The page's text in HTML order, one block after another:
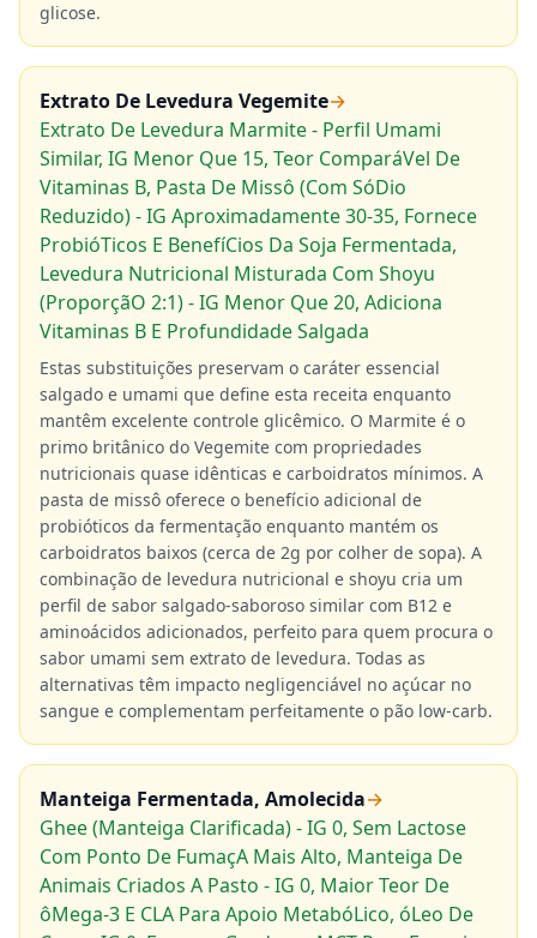
glicose.
Extrato De Levedura Vegemite→
Extrato De Levedura Marmite - Perfil Umami
Similar, IG Menor Que 15, Teor ComparáVel De
Vitaminas B, Pasta De Missô (Com SóDio
Reduzido) - IG Aproximadamente 30-35, Fornece
ProbióTicos E BenefíCios Da Soja Fermentada,
Levedura Nutricional Misturada Com Shoyu
(ProporçãO 2:1) - IG Menor Que 20, Adiciona
Vitaminas B E Profundidade Salgada
Estas substituições preservam o caráter essencial
salgado e umami que define esta receita enquanto
mantêm excelente controle glicêmico. O Marmite é o
primo britânico do Vegemite com propriedades
nutricionais quase idênticas e carboidratos mínimos. A
pasta de missô oferece o benefício adicional de
probióticos da fermentação enquanto mantém os
carboidratos baixos (cerca de 2g por colher de sopa). A
combinação de levedura nutricional e shoyu cria um
perfil de sabor salgado-saboroso similar com B12 e
aminoácidos adicionados, perfeito para quem procura o
sabor umami sem extrato de levedura. Todas as
alternativas têm impacto negligenciável no açúcar no
sangue e complementam perfeitamente o pão low-carb.
Manteiga Fermentada, Amolecida→
Ghee (Manteiga Clarificada) - IG 0, Sem Lactose
Com Ponto De FumaçA Mais Alto, Manteiga De
Animais Criados A Pasto - IG 0, Maior Teor De
ôMega-3 E CLA Para Apoio MetabóLico, óLeo De